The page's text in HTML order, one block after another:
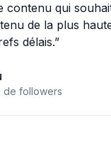
contenu qui
de la plus
délais.”
de followers